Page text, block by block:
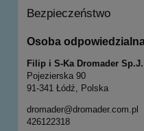
Bezpieczeństwo
Osoba
Filip i S-Ka Dromader Sp.J.
Pojezierska 90
91-341 Łódź, Polska
dromader@dromader.com.pl
426122318